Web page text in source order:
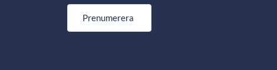
Prenumerera